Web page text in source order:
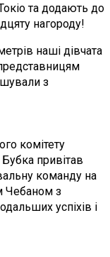
та додають до
нагороду!
наші дівчата
з
комітету
привітав
команду на
Чебаном з
успіхів і